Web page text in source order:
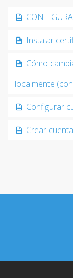
Instalar
Cómo
localmente
Configurar
Crear